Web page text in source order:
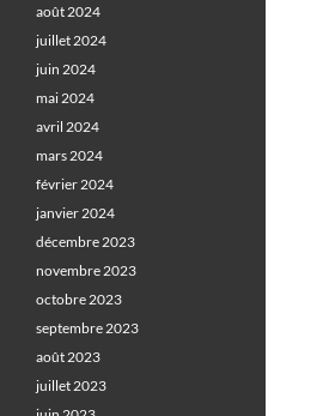
août 2024
juillet 2024
juin 2024
mai 2024
avril 2024
mars 2024
février 2024
janvier 2024
décembre 2023
novembre 2023
octobre 2023
septembre 2023
août 2023
juillet 2023